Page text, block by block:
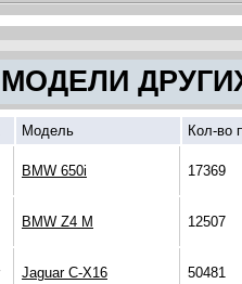
Модель Кол-во
BMW 650i 17369
BMW Z4 M 12507
Jaguar C-X16 50481